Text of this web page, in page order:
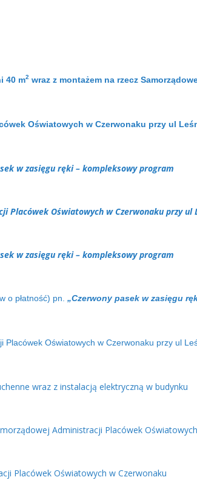
40 m2 wraz z montażem na rzecz
Oświatowych w Czerwonaku przy ul
w zasięgu ręki – kompleksowy program
Placówek Oświatowych w Czerwonaku przy ul
w zasięgu ręki – kompleksowy program
o płatność) pn. „Czerwony pasek w zasięgu
Oświatowych w Czerwonaku przy ul
wraz z instalacją elektryczną w budynku
Administracji Placówek
Placówek Oświatowych w Czerwonaku